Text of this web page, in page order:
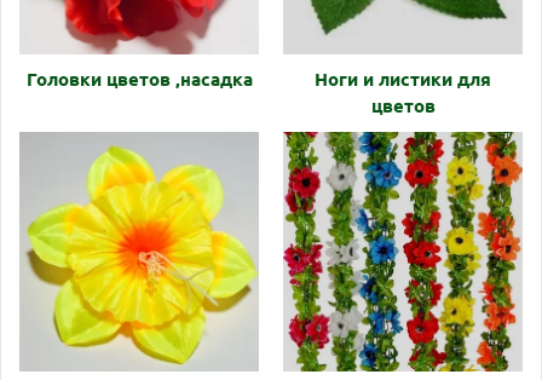
Головки цветов ,насадка
Ноги и листики для
цветов